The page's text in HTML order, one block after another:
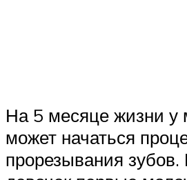
На 5 месяце жизни
может начаться
прорезывания